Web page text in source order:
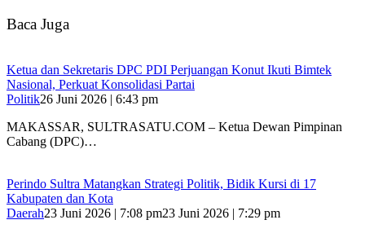
Baca Juga
Ketua dan Sekretaris DPC PDI Perjuangan Konut Ikuti Bimtek
Nasional, Perkuat Konsolidasi Partai
Politik26 Juni 2026 | 6:43 pm
MAKASSAR, SULTRASATU.COM – Ketua Dewan Pimpinan
Cabang (DPC)…
Perindo Sultra Matangkan Strategi Politik, Bidik Kursi di 17
Kabupaten dan Kota
Daerah23 Juni 2026 | 7:08 pm23 Juni 2026 | 7:29 pm